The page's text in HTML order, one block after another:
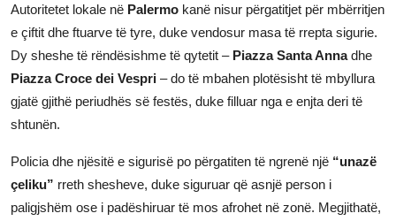
Autoritetet lokale në Palermo kanë nisur përgatitjet për mbërritjen
e çiftit dhe ftuarve të tyre, duke vendosur masa të rrepta sigurie.
Dy sheshe të rëndësishme të qytetit – Piazza Santa Annadhe
Piazza Croce dei Vespri – do të mbahen plotësisht të mbyllura
gjatë gjithë periudhës së festës, duke filluar nga e enjta deri të
shtunën.
Policia dhe njësitë e sigurisë po përgatiten të ngrenë një “unazë
çeliku” rreth shesheve, duke siguruar që asnjë person i
paligjshëm ose i padëshiruar të mos afrohet në zonë. Megjithatë,